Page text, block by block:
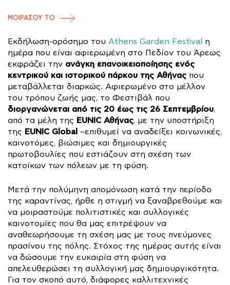
Εκδήλωση-ορόσημο του Athens Garden Festival
η
ημέρα που είναι αφιερωμένη στο Πεδίον του Άρεως
εκφράζει την ανάγκη επανοικειοποίησης ενός
κεντρικού και ιστορικού πάρκου της Αθήνας που
μεταβάλλεται διαρκώς. Αφιερωμένο στο μέλλον
του τρόπου ζωής μας, το Φεστιβάλ που
διοργανώνεται από τις 20 έως τις 26 Σεπτεμβρίου,
από τα μέλη της EUNIC Αθήνας, με την υποστήριξη
της EUNIC Global –επιθυμεί να αναδείξει κοινωνικές,
καινοτόμες, βιώσιμες και δημιουργικές
πρωτοβουλίες που εστιάζουν στη σχέση των
κατοίκων των πόλεων με τη φύση.
Μετά την πολύμηνη απομόνωση κατά την περίοδο
της καραντίνας, ήρθε η στιγμή να ξαναβρεθούμε και
να μοιραστούμε πολιτιστικές και συλλογικές
καινοτομίες που θα μας επιτρέψουν να
αναθεωρήσουμε τη σχέση μας με τους πνεύμονες
πρασίνου της πόλης. Στόχος της ημέρας αυτής είναι
να δώσουμε την ευκαιρία στη φύση να
απελευθερώσει τη συλλογική μας δημιουργικότητα.
Για τον σκοπό αυτό, διάφορες καλλιτεχνικές
ΜΟΙΡΑΣΟΥ ΤΟ